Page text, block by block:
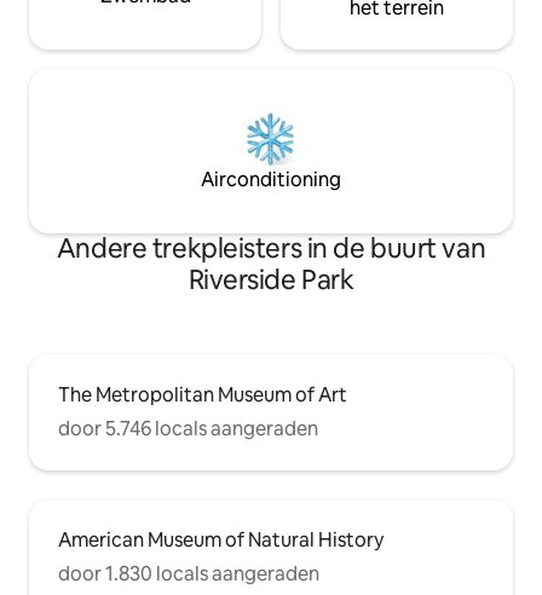
het terrein
Airconditioning
Andere trekpleisters in de buurt van
Riverside Park
The Metropolitan Museum of Art
door 5.746 locals aangeraden
American Museum of Natural History
door 1.830 locals aangeraden